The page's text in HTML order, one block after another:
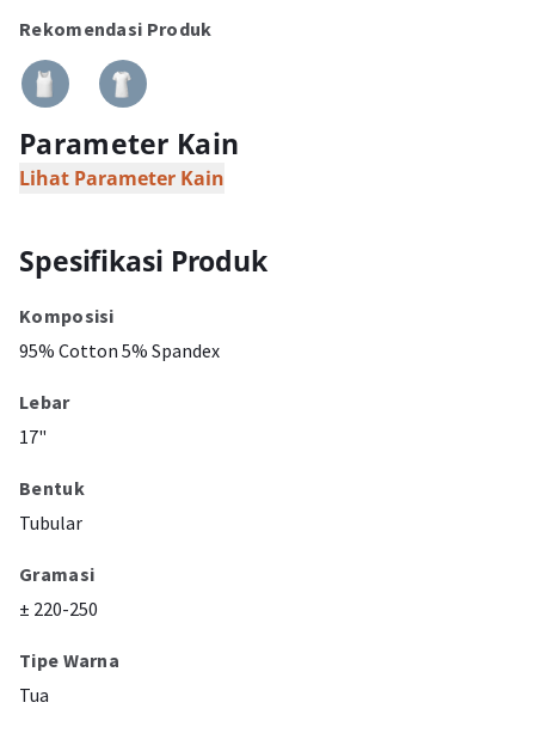
Rekomendasi Produk
Parameter Kain
Lihat Parameter Kain
Spesifikasi Produk
Komposisi
95% Cotton 5% Spandex
Lebar
17"
Bentuk
Tubular
Gramasi
± 220-250
Tipe Warna
Tua